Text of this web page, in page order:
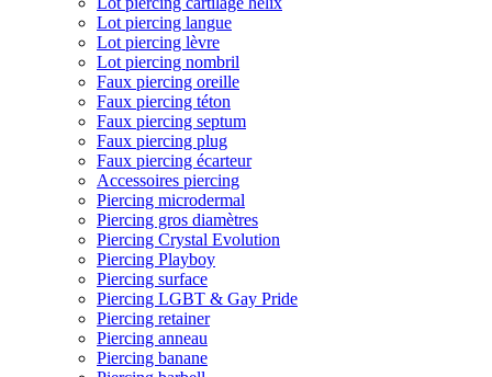
Lot piercing langue
Lot piercing lèvre
Lot piercing nombril
Faux piercing oreille
Faux piercing téton
Faux piercing septum
Faux piercing plug
Faux piercing écarteur
Accessoires piercing
Piercing microdermal
Piercing gros diamètres
Piercing Crystal Evolution
Piercing Playboy
Piercing surface
Piercing LGBT & Gay Pride
Piercing retainer
Piercing anneau
Piercing banane